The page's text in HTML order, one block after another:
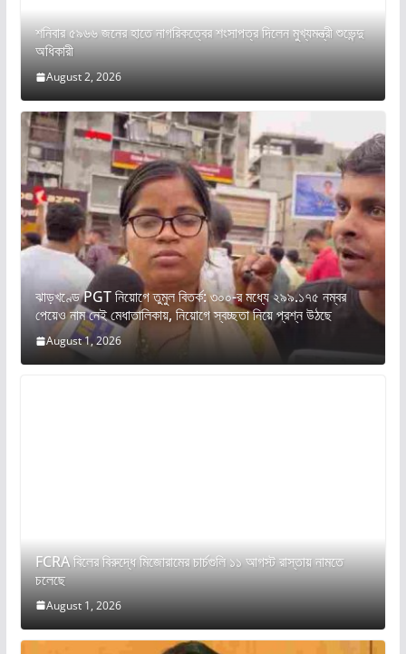
শনিবার ৫৯৬৬ জনের হাতে নাগরিকত্বের শংসাপত্র দিলেন মুখ্যমন্ত্রী শুভেন্দু
অধিকারী
August 2, 2026
ঝাড়খণ্ডে PGT নিয়োগে তুমুল বিতর্ক: ৩০০-র মধ্যে ২৯৯.১৭৫ নম্বর
পেয়েও নাম নেই মেধাতালিকায়, নিয়োগে স্বচ্ছতা নিয়ে প্রশ্ন উঠছে
August 1, 2026
FCRA বিলের বিরুদ্ধে মিজোরামের চার্চগুলি ১১ আগস্ট রাস্তায় নামতে
চলেছে
August 1, 2026